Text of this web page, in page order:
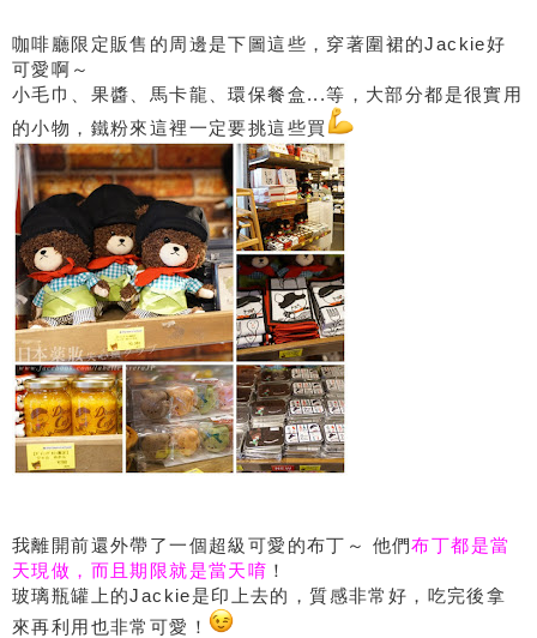
咖啡廳限定販售的周邊是下圖這些，穿著圍裙的Jackie好
可愛啊～
小毛巾、果醬、馬卡龍、環保餐盒...等，大部分都是很實用
的小物，鐵粉來這裡一定要挑這些買
我離開前還外帶了一個超級可愛的布丁～ 他們布丁都是當
天現做，而且期限就是當天唷 ！
玻璃瓶罐上的Jackie是印上去的，質感非常好，吃完後拿
來再利用也非常可愛！